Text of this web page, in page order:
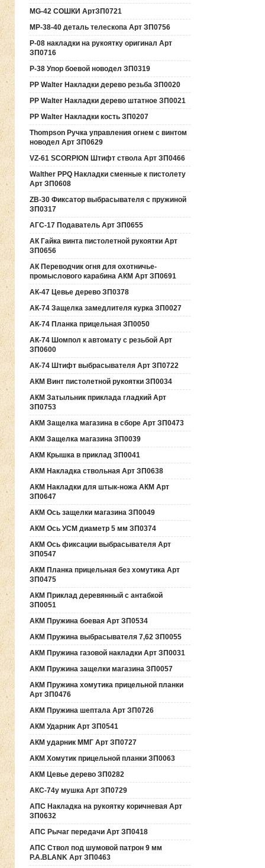
MG-42 СОШКИ АртЗП0721
MP-38-40 деталь телескопа Арт ЗП0756
P-08 накладки на рукоятку оригинал Арт
ЗП0716
P-38 Упор боевой новодел ЗП0319
PP Walter Накладки дерево резьба ЗП0020
PP Walter Накладки дерево штатное ЗП0021
PP Walter Накладки кость ЗП0207
Thompson Ручка управления огнем с винтом
новодел Арт ЗП0629
VZ-61 SCORPION Штифт ствола Арт ЗП0466
Walther PPQ Накладки сменные к пистолету
Арт ЗП0608
ZB-30 Фиксатор выбрасывателя с пружиной
ЗП0317
АГС-17 Подаватель Арт ЗП0655
АК Гайка винта пистолетной рукоятки Арт
ЗП0656
АК Переводчик огня для охотничье-
промыслового карабина АКМ Арт ЗП0691
АК-47 Цевье дерево ЗП0378
АК-74 Защелка замедлителя курка ЗП0027
АК-74 Планка прицельная ЗП0050
АК-74 Шомпол к автомату с резьбой Арт
ЗП0600
АК-74 Штифт выбрасывателя Арт ЗП0722
АКМ Винт пистолетной рукоятки ЗП0034
АКМ Затыльник приклада гладкий Арт
ЗП0753
АКМ Защелка магазина в сборе Арт ЗП0473
АКМ Защелка магазина ЗП0039
АКМ Крышка в приклад ЗП0041
АКМ Накладка ствольная Арт ЗП0638
АКМ Накладки для штык-ножа АКМ Арт
ЗП0647
АКМ Ось защелки магазина ЗП0049
АКМ Ось УСМ диаметр 5 мм ЗП0374
АКМ Ось фиксации выбрасывателя Арт
ЗП0547
АКМ Планка прицельная без хомутика Арт
ЗП0475
АКМ Приклад деревянный с антабкой
ЗП0051
АКМ Пружина боевая Арт ЗП0534
АКМ Пружина выбрасывателя 7,62 ЗП0055
АКМ Пружина газовой накладки Арт ЗП0031
АКМ Пружина защелки магазина ЗП0057
АКМ Пружина хомутика прицельной планки
Арт ЗП0476
АКМ Пружина шептала Арт ЗП0726
АКМ Ударник Арт ЗП0541
АКМ ударник ММГ Арт ЗП0727
АКМ Хомутик прицельной планки ЗП0063
АКМ Цевье дерево ЗП0282
АКС-74у мушка Арт ЗП0729
АПС Накладка на рукоятку коричневая Арт
ЗП0632
АПС Рычаг передачи Арт ЗП0418
АПС Ствол под шумовой патрон 9 мм
P.A.BLANK Арт ЗП0463